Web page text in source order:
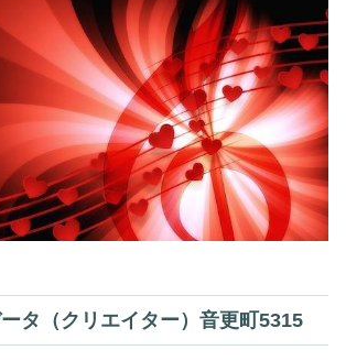
タ（クリエイター）音更町5315